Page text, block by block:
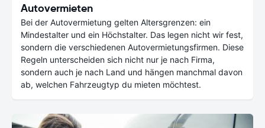
Autovermieten
Bei der Autovermietung gelten Altersgrenzen: ein
Mindestalter und ein Höchstalter. Das legen nicht wir fest,
sondern die verschiedenen Autovermietungsfirmen. Diese
Regeln unterscheiden sich nicht nur je nach Firma,
sondern auch je nach Land und hängen manchmal davon
ab, welchen Fahrzeugtyp du mieten möchtest.